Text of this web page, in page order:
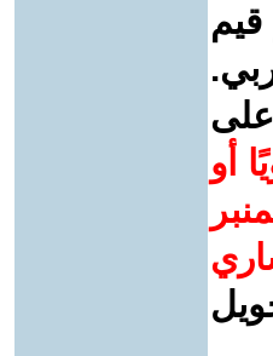
سنويًا أو